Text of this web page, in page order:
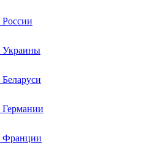
Украины
Германии
Франции